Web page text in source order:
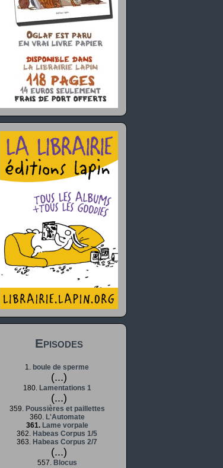
Episodes
1. boule de sperme
(...)
180. Lamentations 1
(...)
359. Poussières et paillettes
360. L'Automate
361. Lame vorpale
362. Habeas Corpus 1/5
363. Habeas Corpus 2/7
(...)
557. Blocus